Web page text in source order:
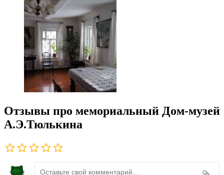
Отзывы про мемориальный Дом-музей
А.Э.Тюлькина